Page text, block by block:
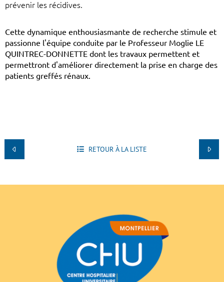
prévenir les récidives.
Cette dynamique enthousiasmante de recherche stimule et
passionne l'équipe conduite par le Professeur Moglie LE
QUINTREC-DONNETTE dont les travaux permettent et
permettront d'améliorer directement la prise en charge des
patients greffés rénaux.
RETOUR À LA LISTE